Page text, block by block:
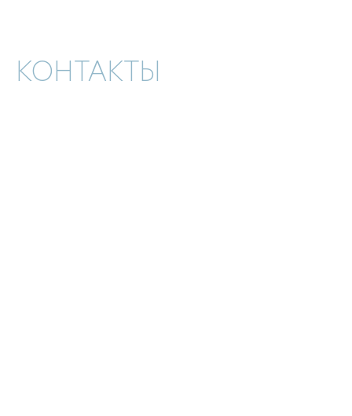
КОНТАКТЫ